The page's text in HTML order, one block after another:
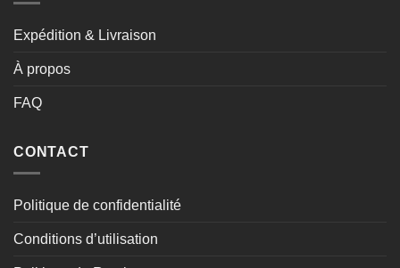
Expédition & Livraison
À propos
FAQ
CONTACT
Politique de confidentialité
Conditions d’utilisation